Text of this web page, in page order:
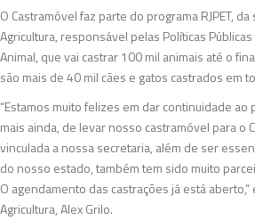
O Castramóvel faz parte do programa RJPET,
Agricultura, responsável pelas Políticas
Animal, que vai castrar 100 mil animais até o
são mais de 40 mil cães e gatos castrados em
“Estamos muito felizes em dar continuidade ao
mais ainda, de levar nosso castramóvel para o
vinculada a nossa secretaria, além de ser
do nosso estado, também tem sido muito
O agendamento das castrações já está
Agricultura, Alex Grilo.